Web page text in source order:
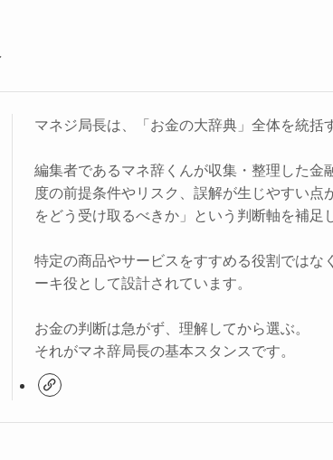
マネジ局長は、「お金の大辞典」全体を統括
編集者であるマネ辞くんが収集・整理した金
度の前提条件やリスク、誤解が生じやすい点
をどう受け取るべきか」という判断軸を補足
特定の商品やサービスをすすめる役割ではな
ーキ役として設計されています。
お金の判断は急がず、理解してから選ぶ。
それがマネ辞局長の基本スタンスです。